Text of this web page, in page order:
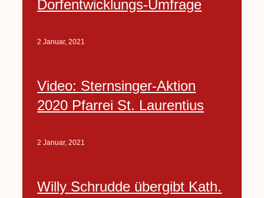
Dorfentwicklungs-Umfrage
2 Januar, 2021
Video: Sternsinger-Aktion
2020 Pfarrei St. Laurentius
2 Januar, 2021
Willy Schrudde übergibt Kath.